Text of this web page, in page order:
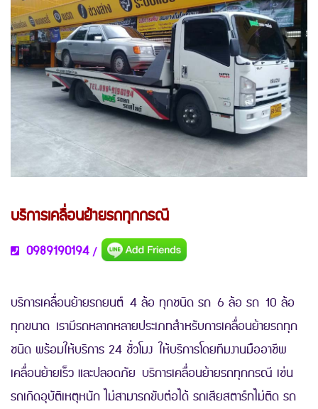
บริการเคลื่อนย้ายรถทุกกรณี
0989190194/
บริการเคลื่อนย้ายรถยนต์ 4 ล้อ ทุกชนิด รถ 6 ล้อ รถ 10 ล้อ
ทุกขนาด เรามีรถหลากหลายประเภทสำหรับการเคลื่อนย้ายรถทุก
ชนิด พร้อมให้บริการ 24 ชั่วโมง ให้บริการโดยทีมงานมืออาชีพ
เคลื่อนย้ายเร็ว และปลอดภัย บริการเคลื่อนย้ายรถทุกกรณี เช่น
รถเกิดอุบัติเหตุหนัก ไม่สามารถขับต่อได้ รถเสียสตาร์ทไม่ติด รถ